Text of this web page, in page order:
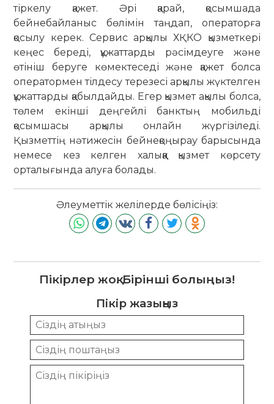
тіркелу қажет. Әрі қарай, қосымшада
бейнебайланыс бөлімін таңдап, операторға
қосылу керек. Сервис арқылы ХҚКО қызметкері
кеңес береді, құжаттарды рәсімдеуге және
өтініш беруге көмектеседі және қажет болса
оператормен тілдесу терезесі арқылы жүктелген
құжаттарды қабылдайды. Егер қызмет ақылы болса,
төлем екінші деңгейлі банктың мобильді
қосымшасы арқылы онлайн жүргізіледі.
Қызметтің нәтижесін бейнеқоңырау барысында
немесе кез келген халыққа қызмет көрсету
орталығында алуға болады.
Әлеуметтік желілерде бөлісіңіз:
Пікірлер жоқ. Бірінші болыңыз!
Пікір жазыңыз